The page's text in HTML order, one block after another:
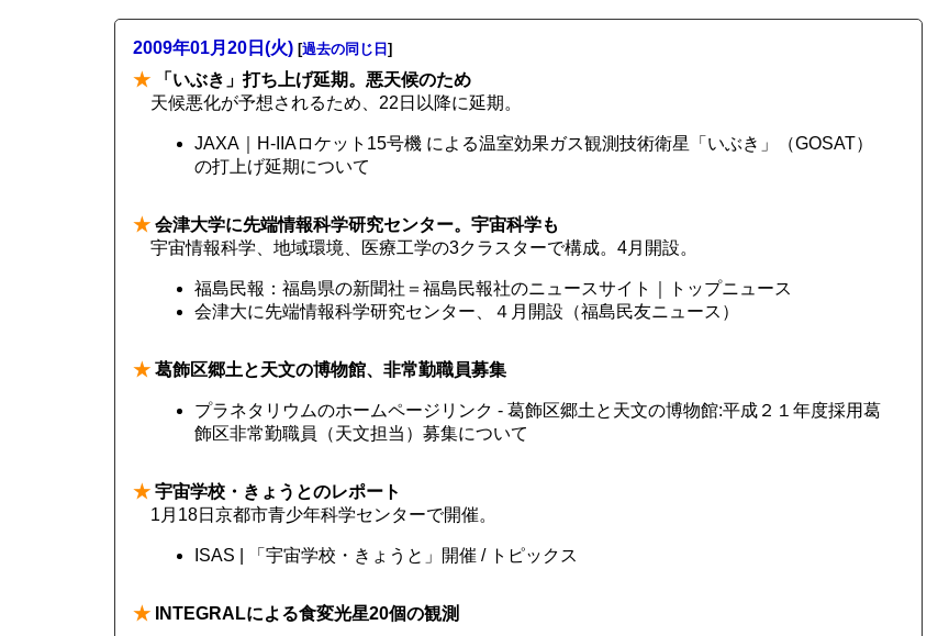
2009年01月20日(火) [過去の同じ日 ]
★ 「いぶき」打ち上げ延期。悪天候のため
天候悪化が予想されるため、22日以降に延期。
JAXA｜H-IIAロケット15号機 による温室効果ガス観測技術衛星「いぶき」（GOSAT）
の打上げ延期について
★ 会津大学に先端情報科学研究センター。宇宙科学も
宇宙情報科学、地域環境、医療工学の3クラスターで構成。4月開設。
福島民報：福島県の新聞社＝福島民報社のニュースサイト｜トップニュース
会津大に先端情報科学研究センター、４月開設（福島民友ニュース）
★ 葛飾区郷土と天文の博物館、非常勤職員募集
プラネタリウムのホームページリンク - 葛飾区郷土と天文の博物館:平成２１年度採用葛
飾区非常勤職員（天文担当）募集について
★ 宇宙学校・きょうとのレポート
1月18日京都市青少年科学センターで開催。
ISAS | 「宇宙学校・きょうと」開催 / トピックス
★ INTEGRALによる食変光星20個の観測